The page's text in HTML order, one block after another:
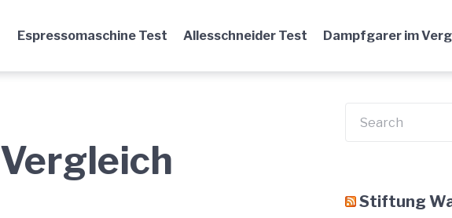
Espressomaschine Test Allesschneider Test Dampfgarer im
for:
Stiftung